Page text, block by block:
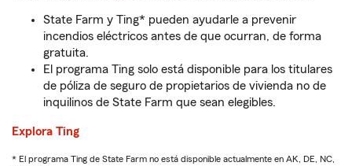
State Farm y Ting* pueden ayudarle a prevenir
incendios eléctricos antes de que ocurran, de forma
gratuita.
El programa Ting solo está disponible para los titulares
de póliza de seguro de propietarios de vivienda no de
inquilinos de State Farm que sean elegibles.
Explora Ting
* El programa Ting de State Farm no está disponible actualmente en AK, DE, NC,